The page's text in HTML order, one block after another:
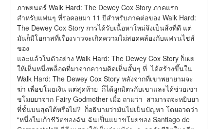
ภาพยนตร์ Walk Hard: The Dewey Cox Story ภาคแรก
สำหรับแฟนๆ ที่รอคอยมา 11 ปีสำหรับภาคต่อของ Walk Hard:
The Dewey Cox Story การได้รับเนื้อหาใหม่จึงเป็นสิ่งที่ดี แต่
มันก็มีโอกาสที่เรื่องราวจะเกิดความไม่สอดคล้องกับแฟรนไชส์
ของ
และแล้วในตัวอย่าง Walk Hard: The Dewey Cox Story ก็เผย
ให้เห็นหนึ่งพล็อตที่มาจากความคิดเห็นสั้นๆ ที่  ได้สร้างขึ้นใน
Walk Hard: The Dewey Cox Story หลังจากที่เขาพยายามจะ
ฆ่า เพื่อขโมยเงิน แต่สุดท้าย  ก็ได้ผูกมิตรกับเขาและได้ช่วยเขา
ขโมยยาจาก Fairy Godmother เมื่อ ถามว่า  สามารถจะหยิบยา
ที่ชั้นบนสุดได้หรือไม่?  ก็อธิบายว่ามันไม่เป็นปัญหา โดยอวดว่า
“หนึ่งในเก้าชีวิตของฉัน ฉันเป็นแมวขโมยของ Santiago de